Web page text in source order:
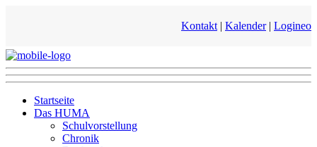
Kontakt | Kalender| Logineo
Startseite
Das HUMA
Schulvorstellung
Chronik